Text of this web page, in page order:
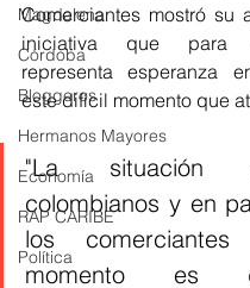
Magdalena
Córdoba
Bloggeros
Hermanos Mayores
Economía
RAP CARIBE
Política
Comerciantes mostró su
iniciativa que para
representa esperanza
este difícil momento que
"La
colombianos y en
los
momento es